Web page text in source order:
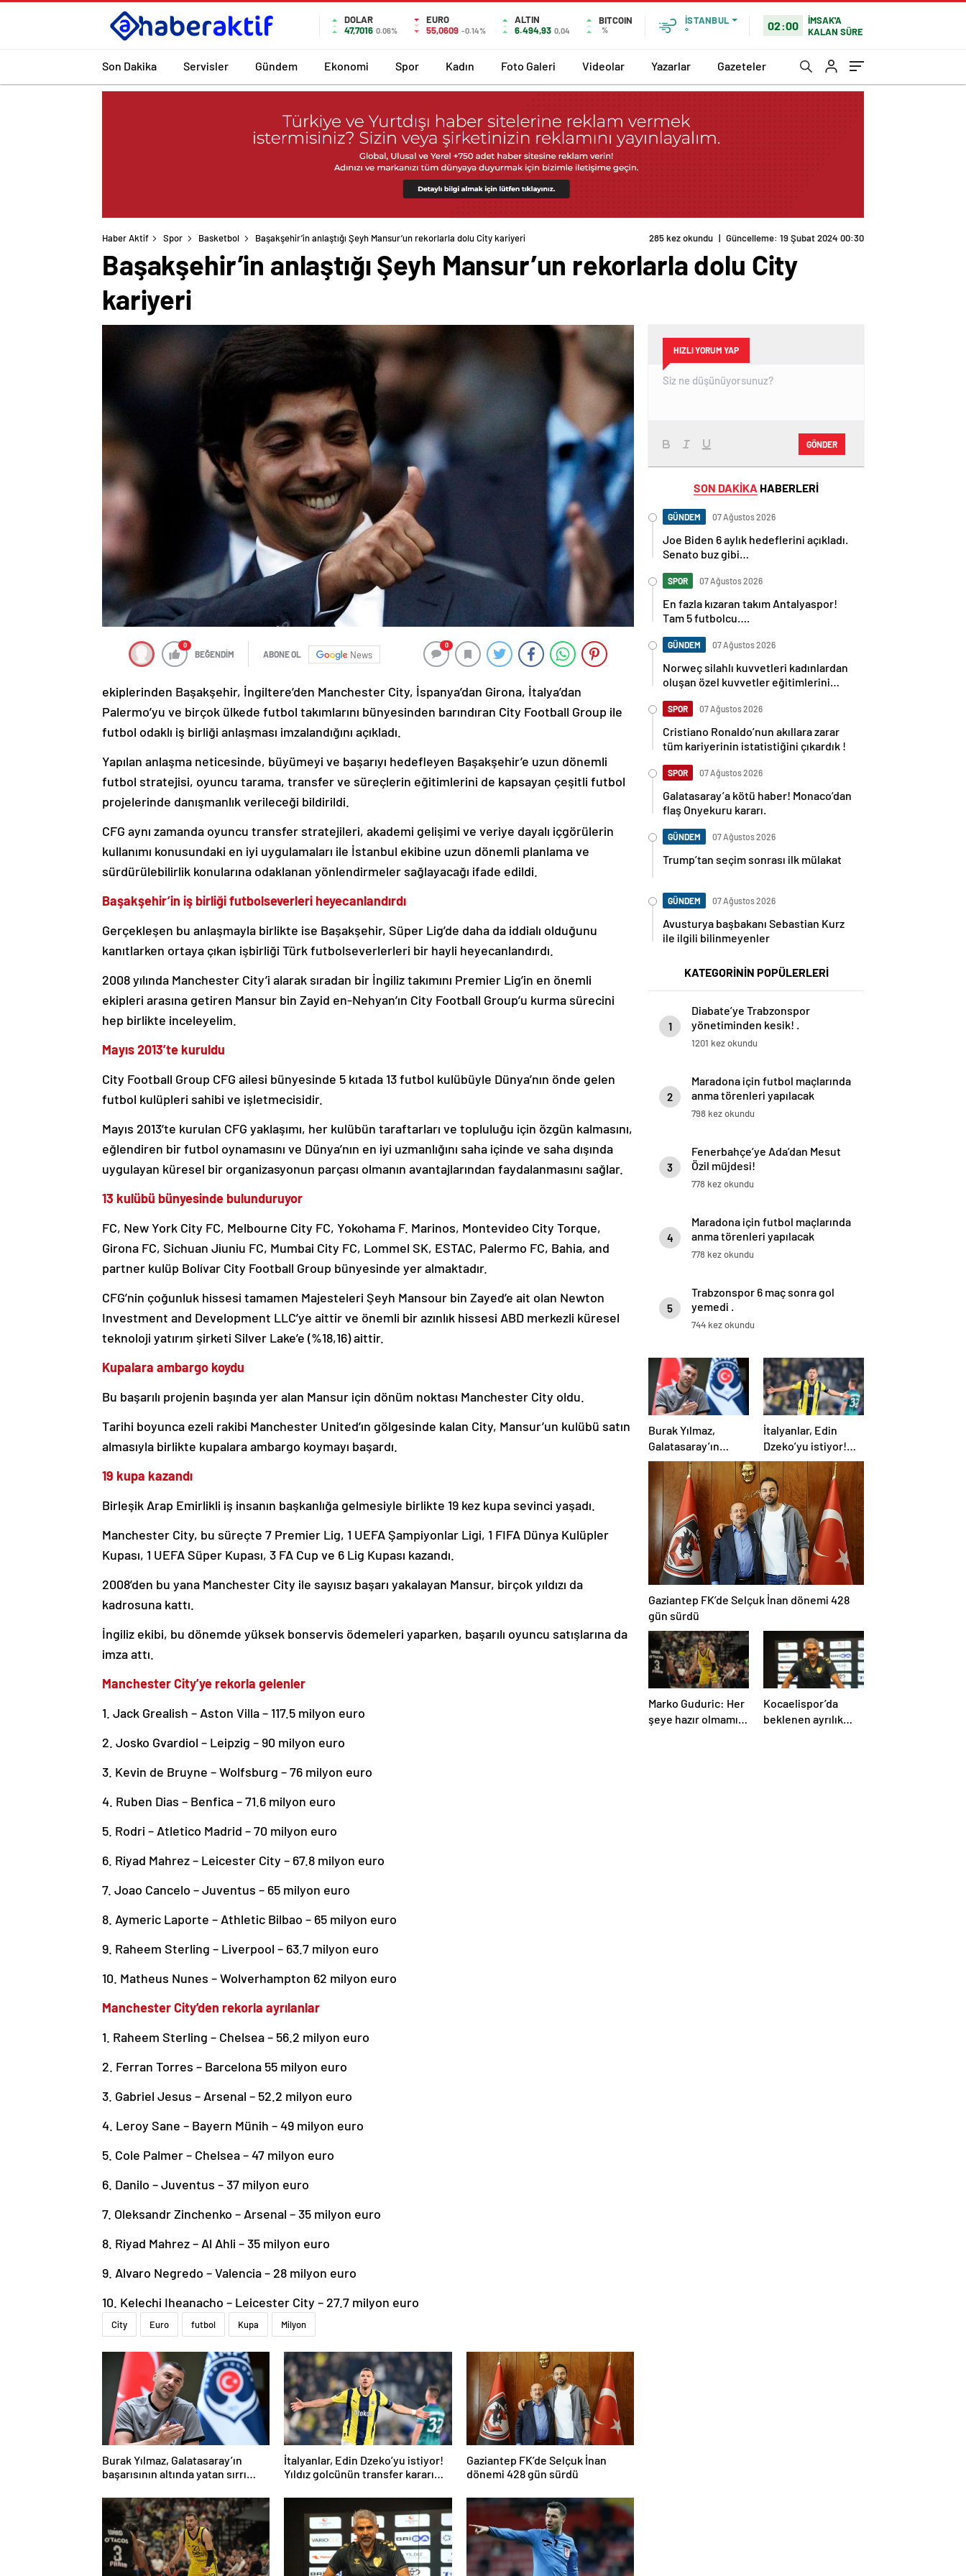
DOLAR
47,7016 0.06%
EURO
55,0609 -0.14%
ALTIN
6.494,93 0,04
BITCOIN
%
İSTANBUL
°
02:00
İMSAK'A
KALAN SÜRE
Son Dakika Servisler Gündem Ekonomi Spor Kadın Foto Galeri Videolar Yazarlar Gazeteler
Haber Aktif Spor Basketbol Başakşehir’in anlaştığı Şeyh Mansur’un rekorlarla dolu City kariyeri
Başakşehir’in anlaştığı Şeyh Mansur’un rekorlarla dolu City
kariyeri
0
BEĞENDİM ABONE OL News
0
ekiplerinden Başakşehir, İngiltere’den Manchester City, İspanya’dan Girona, İtalya’dan
Palermo’yu ve birçok ülkede futbol takımlarını bünyesinden barındıran City Football Group ile
futbol odaklı iş birliği anlaşması imzalandığını açıkladı.
Yapılan anlaşma neticesinde, büyümeyi ve başarıyı hedefleyen Başakşehir’e uzun dönemli
futbol stratejisi, oyuncu tarama, transfer ve süreçlerin eğitimlerini de kapsayan çeşitli futbol
projelerinde danışmanlık verileceği bildirildi.
CFG aynı zamanda oyuncu transfer stratejileri, akademi gelişimi ve veriye dayalı içgörülerin
kullanımı konusundaki en iyi uygulamaları ile İstanbul ekibine uzun dönemli planlama ve
sürdürülebilirlik konularına odaklanan yönlendirmeler sağlayacağı ifade edildi.
Başakşehir’in iş birliği futbolseverleri heyecanlandırdı
Gerçekleşen bu anlaşmayla birlikte ise Başakşehir, Süper Lig’de daha da iddialı olduğunu
kanıtlarken ortaya çıkan işbirliği Türk futbolseverlerleri bir hayli heyecanlandırdı.
2008 yılında Manchester City’i alarak sıradan bir İngiliz takımını Premier Lig’in en önemli
ekipleri arasına getiren Mansur bin Zayid en-Nehyan’ın City Football Group’u kurma sürecini
hep birlikte inceleyelim.
Mayıs 2013’te kuruldu
City Football Group CFG ailesi bünyesinde 5 kıtada 13 futbol kulübüyle Dünya’nın önde gelen
futbol kulüpleri sahibi ve işletmecisidir.
Mayıs 2013’te kurulan CFG yaklaşımı, her kulübün taraftarları ve topluluğu için özgün kalmasını,
eğlendiren bir futbol oynamasını ve Dünya’nın en iyi uzmanlığını saha içinde ve saha dışında
uygulayan küresel bir organizasyonun parçası olmanın avantajlarından faydalanmasını sağlar.
13 kulübü bünyesinde bulunduruyor
FC, New York City FC, Melbourne City FC, Yokohama F. Marinos, Montevideo City Torque,
Girona FC, Sichuan Jiuniu FC, Mumbai City FC, Lommel SK, ESTAC, Palermo FC, Bahia, and
partner kulüp Bolívar City Football Group bünyesinde yer almaktadır.
CFG’nin çoğunluk hissesi tamamen Majesteleri Şeyh Mansour bin Zayed’e ait olan Newton
Investment and Development LLC’ye aittir ve önemli bir azınlık hissesi ABD merkezli küresel
teknoloji yatırım şirketi Silver Lake’e (%18,16) aittir.
Kupalara ambargo koydu
Bu başarılı projenin başında yer alan Mansur için dönüm noktası Manchester City oldu.
Tarihi boyunca ezeli rakibi Manchester United’ın gölgesinde kalan City, Mansur’un kulübü satın
almasıyla birlikte kupalara ambargo koymayı başardı.
19 kupa kazandı
Birleşik Arap Emirlikli iş insanın başkanlığa gelmesiyle birlikte 19 kez kupa sevinci yaşadı.
Manchester City, bu süreçte 7 Premier Lig, 1 UEFA Şampiyonlar Ligi, 1 FIFA Dünya Kulüpler
Kupası, 1 UEFA Süper Kupası, 3 FA Cup ve 6 Lig Kupası kazandı.
2008’den bu yana Manchester City ile sayısız başarı yakalayan Mansur, birçok yıldızı da
kadrosuna kattı.
İngiliz ekibi, bu dönemde yüksek bonservis ödemeleri yaparken, başarılı oyuncu satışlarına da
imza attı.
Manchester City’ye rekorla gelenler
1. Jack Grealish – Aston Villa – 117.5 milyon euro
2. Josko Gvardiol – Leipzig – 90 milyon euro
3. Kevin de Bruyne – Wolfsburg – 76 milyon euro
4. Ruben Dias – Benfica – 71.6 milyon euro
5. Rodri – Atletico Madrid – 70 milyon euro
6. Riyad Mahrez – Leicester City – 67.8 milyon euro
7. Joao Cancelo – Juventus – 65 milyon euro
8. Aymeric Laporte – Athletic Bilbao – 65 milyon euro
9. Raheem Sterling – Liverpool – 63.7 milyon euro
10. Matheus Nunes – Wolverhampton 62 milyon euro
Manchester City’den rekorla ayrılanlar
1. Raheem Sterling – Chelsea – 56.2 milyon euro
2. Ferran Torres – Barcelona 55 milyon euro
3. Gabriel Jesus – Arsenal – 52.2 milyon euro
4. Leroy Sane – Bayern Münih – 49 milyon euro
5. Cole Palmer – Chelsea – 47 milyon euro
6. Danilo – Juventus – 37 milyon euro
7. Oleksandr Zinchenko – Arsenal – 35 milyon euro
8. Riyad Mahrez – Al Ahli – 35 milyon euro
9. Alvaro Negredo – Valencia – 28 milyon euro
10. Kelechi Iheanacho – Leicester City – 27.7 milyon euro
City Euro futbol Kupa Milyon
Burak Yılmaz, Galatasaray’ın
başarısının altında yatan sırrı
İtalyanlar, Edin Dzeko’yu istiyor!
Yıldız golcünün transfer kararı
Gaziantep FK’de Selçuk İnan
dönemi 428 gün sürdü
HIZLI YORUM YAP
GÖNDER
SON DAKİKA HABERLERİ
GÜNDEM 07 Ağustos 2026
Joe Biden 6 aylık hedeflerini açıkladı.
Senato buz gibi…
SPOR 07 Ağustos 2026
En fazla kızaran takım Antalyaspor!
Tam 5 futbolcu….
GÜNDEM 07 Ağustos 2026
Norweç silahlı kuvvetleri kadınlardan
oluşan özel kuvvetler eğitimlerini
SPOR 07 Ağustos 2026
Cristiano Ronaldo’nun akıllara zarar
tüm kariyerinin istatistiğini çıkardık !
SPOR 07 Ağustos 2026
Galatasaray’a kötü haber! Monaco’dan
flaş Onyekuru kararı.
GÜNDEM 07 Ağustos 2026
Trump’tan seçim sonrası ilk mülakat
GÜNDEM 07 Ağustos 2026
Avusturya başbakanı Sebastian Kurz
ile ilgili bilinmeyenler
KATEGORİNİN POPÜLERLERİ
1
Diabate’ye Trabzonspor
yönetiminden kesik! .
1201 kez okundu
2
Maradona için futbol maçlarında
anma törenleri yapılacak
798 kez okundu
3
Fenerbahçe’ye Ada’dan Mesut
Özil müjdesi!
778 kez okundu
4
Maradona için futbol maçlarında
anma törenleri yapılacak
778 kez okundu
5
Trabzonspor 6 maç sonra gol
yemedi .
744 kez okundu
Burak Yılmaz,
Galatasaray’ın
başarısının altında
yatan sırrı açıkladı
İtalyanlar, Edin
Dzeko’yu istiyor!
Yıldız golcünün
transfer kararı
şaşırttı…
Gaziantep FK’de Selçuk İnan dönemi 428
gün sürdü
Marko Guduric: Her
şeye hazır olmamız
Kocaelispor’da
beklenen ayrılık